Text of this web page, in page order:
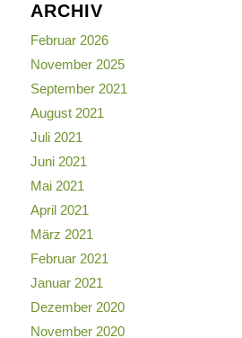
ARCHIV
Februar 2026
November 2025
September 2021
August 2021
Juli 2021
Juni 2021
Mai 2021
April 2021
März 2021
Februar 2021
Januar 2021
Dezember 2020
November 2020